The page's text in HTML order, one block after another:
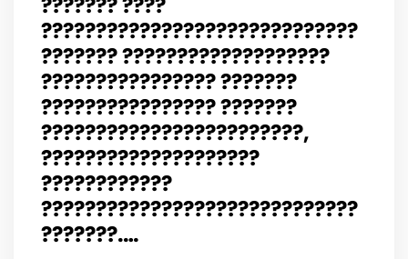
?????????????????????????????
??????? ???????????????????
???????????????? ???????
???????????????? ???????
????????????????????????,
????????????????????
????????????
?????????????????????????????
???????.…